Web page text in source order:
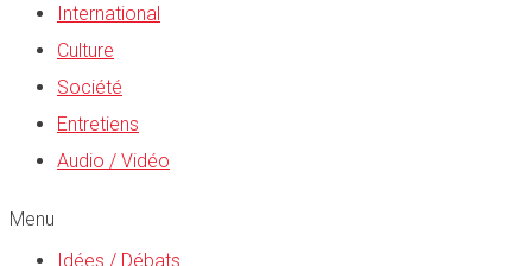
International
Culture
Société
Entretiens
Audio / Vidéo
Menu
Idées / Débats